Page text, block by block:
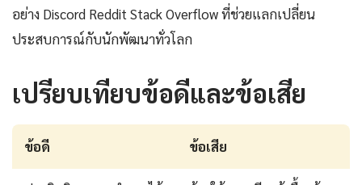
อย่าง Discord Reddit Stack Overflow ที่ช่วยแลกเปลี่ยน
ประสบการณ์กับนักพัฒนาทั่วโลก
เปรียบเทียบข้อดีและข้อเสีย
ข้อดี ข้อเสีย